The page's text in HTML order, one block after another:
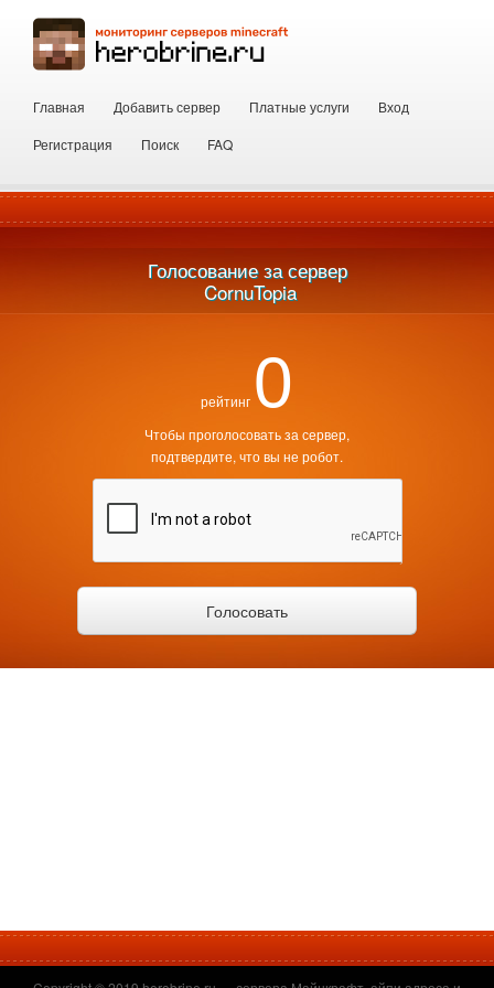
Главная Добавить сервер Платные услуги
Вход
Регистрация
Поиск FAQ
Голосование за сервер
CornuTopia
рейтинг 0
Чтобы проголосовать за сервер,
подтвердите, что вы не робот.